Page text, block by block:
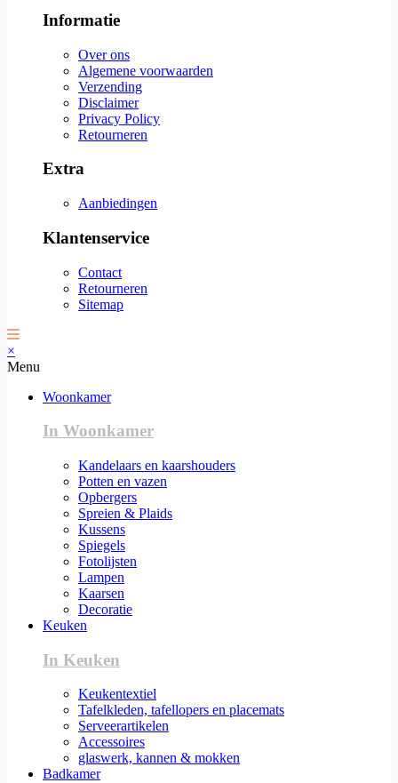
Informatie
Over ons
Algemene voorwaarden
Verzending
Disclaimer
Privacy Policy
Retourneren
Extra
Aanbiedingen
Klantenservice
Contact
Retourneren
Sitemap
×
Menu
Woonkamer
In Woonkamer
Kandelaars en kaarshouders
Potten en vazen
Opbergers
Spreien & Plaids
Kussens
Spiegels
Fotolijsten
Lampen
Kaarsen
Decoratie
Keuken
In Keuken
Keukentextiel
Tafelkleden, tafellopers en placemats
Serveerartikelen
Accessoires
glaswerk, kannen & mokken
Badkamer